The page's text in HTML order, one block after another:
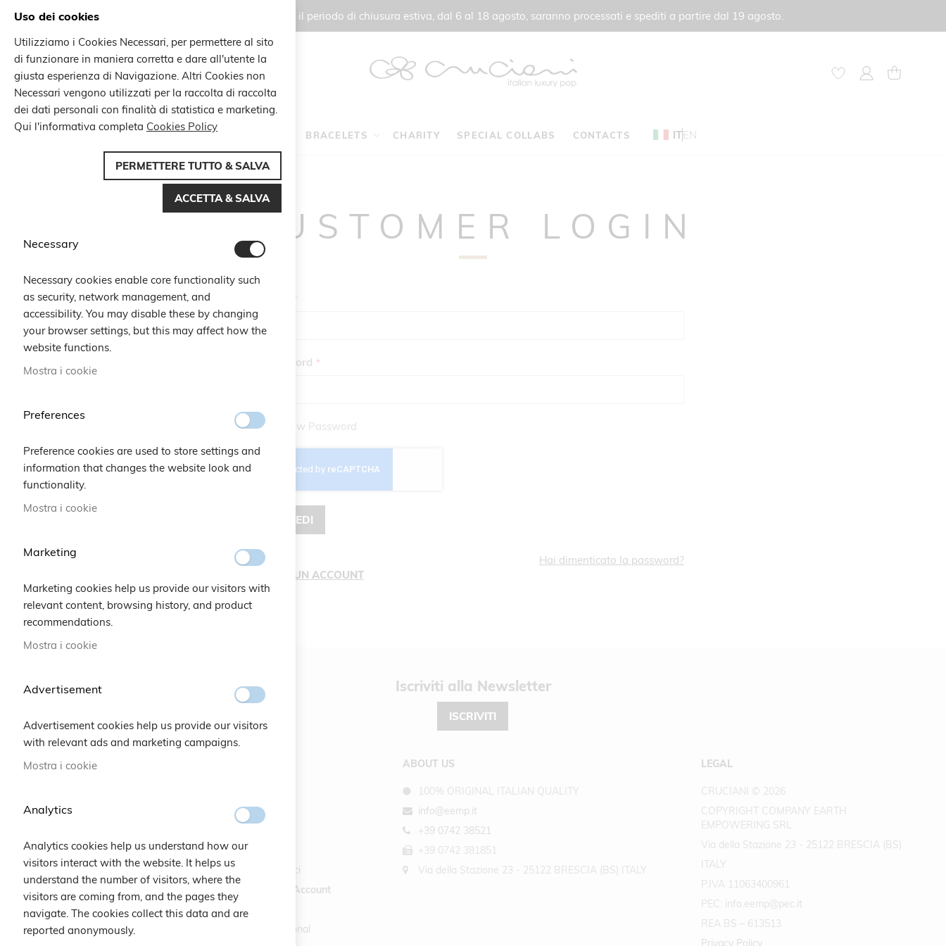
Gli ordini effettuati durante il periodo di chiusura estiva, dal 6 al 18 agosto, saranno processati e spediti a partire dal 19 agosto.
My Account
Carrello
Search
BRACELETS CHARITY SPECIAL COLLABS CONTACTS ITEN
CUSTOMER LOGIN
Password
Show Password
ACCEDI
Hai dimenticato la password?
CREA UN ACCOUNT
Newsletter
ISCRIVITI
#SOCIALS
Charity
Contattaci
Crea un Account
International
ABOUT US
100% ORIGINAL ITALIAN QUALITY
info@eemp.it
+39 0742 38521
+39 0742 381851
Via della Stazione 23 - 25122 BRESCIA (BS) ITALY
LEGAL
CRUCIANI © 2026
COPYRIGHT COMPANY EARTH
EMPOWERING SRL
Via della Stazione 23 - 25122 BRESCIA (BS)
ITALY
P.IVA 11063400961
PEC: info.eemp@pec.it
REA BS – 613513
Privacy Policy
Uso dei cookies
Utilizziamo i Cookies Necessari, per permettere al sito
di funzionare in maniera corretta e dare all'utente la
giusta esperienza di Navigazione. Altri Cookies non
Necessari vengono utilizzati per la raccolta di raccolta
dei dati personali con finalità di statistica e marketing.
Qui l'informativa completa Cookies Policy
PERMETTERE TUTTO & SALVA
ACCETTA & SALVA
Necessary
Necessary cookies enable core functionality such
as security, network management, and
accessibility. You may disable these by changing
your browser settings, but this may affect how the
website functions.
Mostra i cookie
Preferences
Preference cookies are used to store settings and
information that changes the website look and
functionality.
Mostra i cookie
Marketing
Marketing cookies help us provide our visitors with
relevant content, browsing history, and product
recommendations.
Mostra i cookie
Advertisement
Advertisement cookies help us provide our visitors
with relevant ads and marketing campaigns.
Mostra i cookie
Analytics
Analytics cookies help us understand how our
visitors interact with the website. It helps us
understand the number of visitors, where the
visitors are coming from, and the pages they
navigate. The cookies collect this data and are
reported anonymously.